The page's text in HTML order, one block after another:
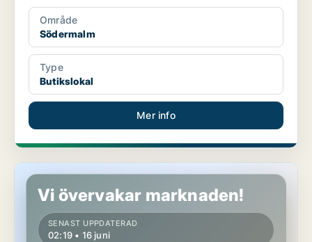
Område
Södermalm
Type
Butikslokal
Mer info
Butikslokal i Västerort
Vi övervakar marknaden!
SENAST UPPDATERAD
02:19 • 16 juni